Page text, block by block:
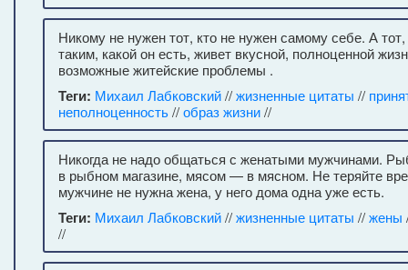
Никому не нужен тот, кто не нужен самому себе. А
таким, какой он есть, живет вкусной, полноценной
возможные житейские проблемы .
Теги: Михаил Лабковский//жизненные цитаты //
неполноценность//образ жизни//
Никогда не надо общаться с женатыми мужчинами.
в рыбном магазине, мясом — в мясном. Не теряйте
мужчине не нужна жена, у него дома одна уже есть.
Теги: Михаил Лабковский//жизненные цитаты //жены
//